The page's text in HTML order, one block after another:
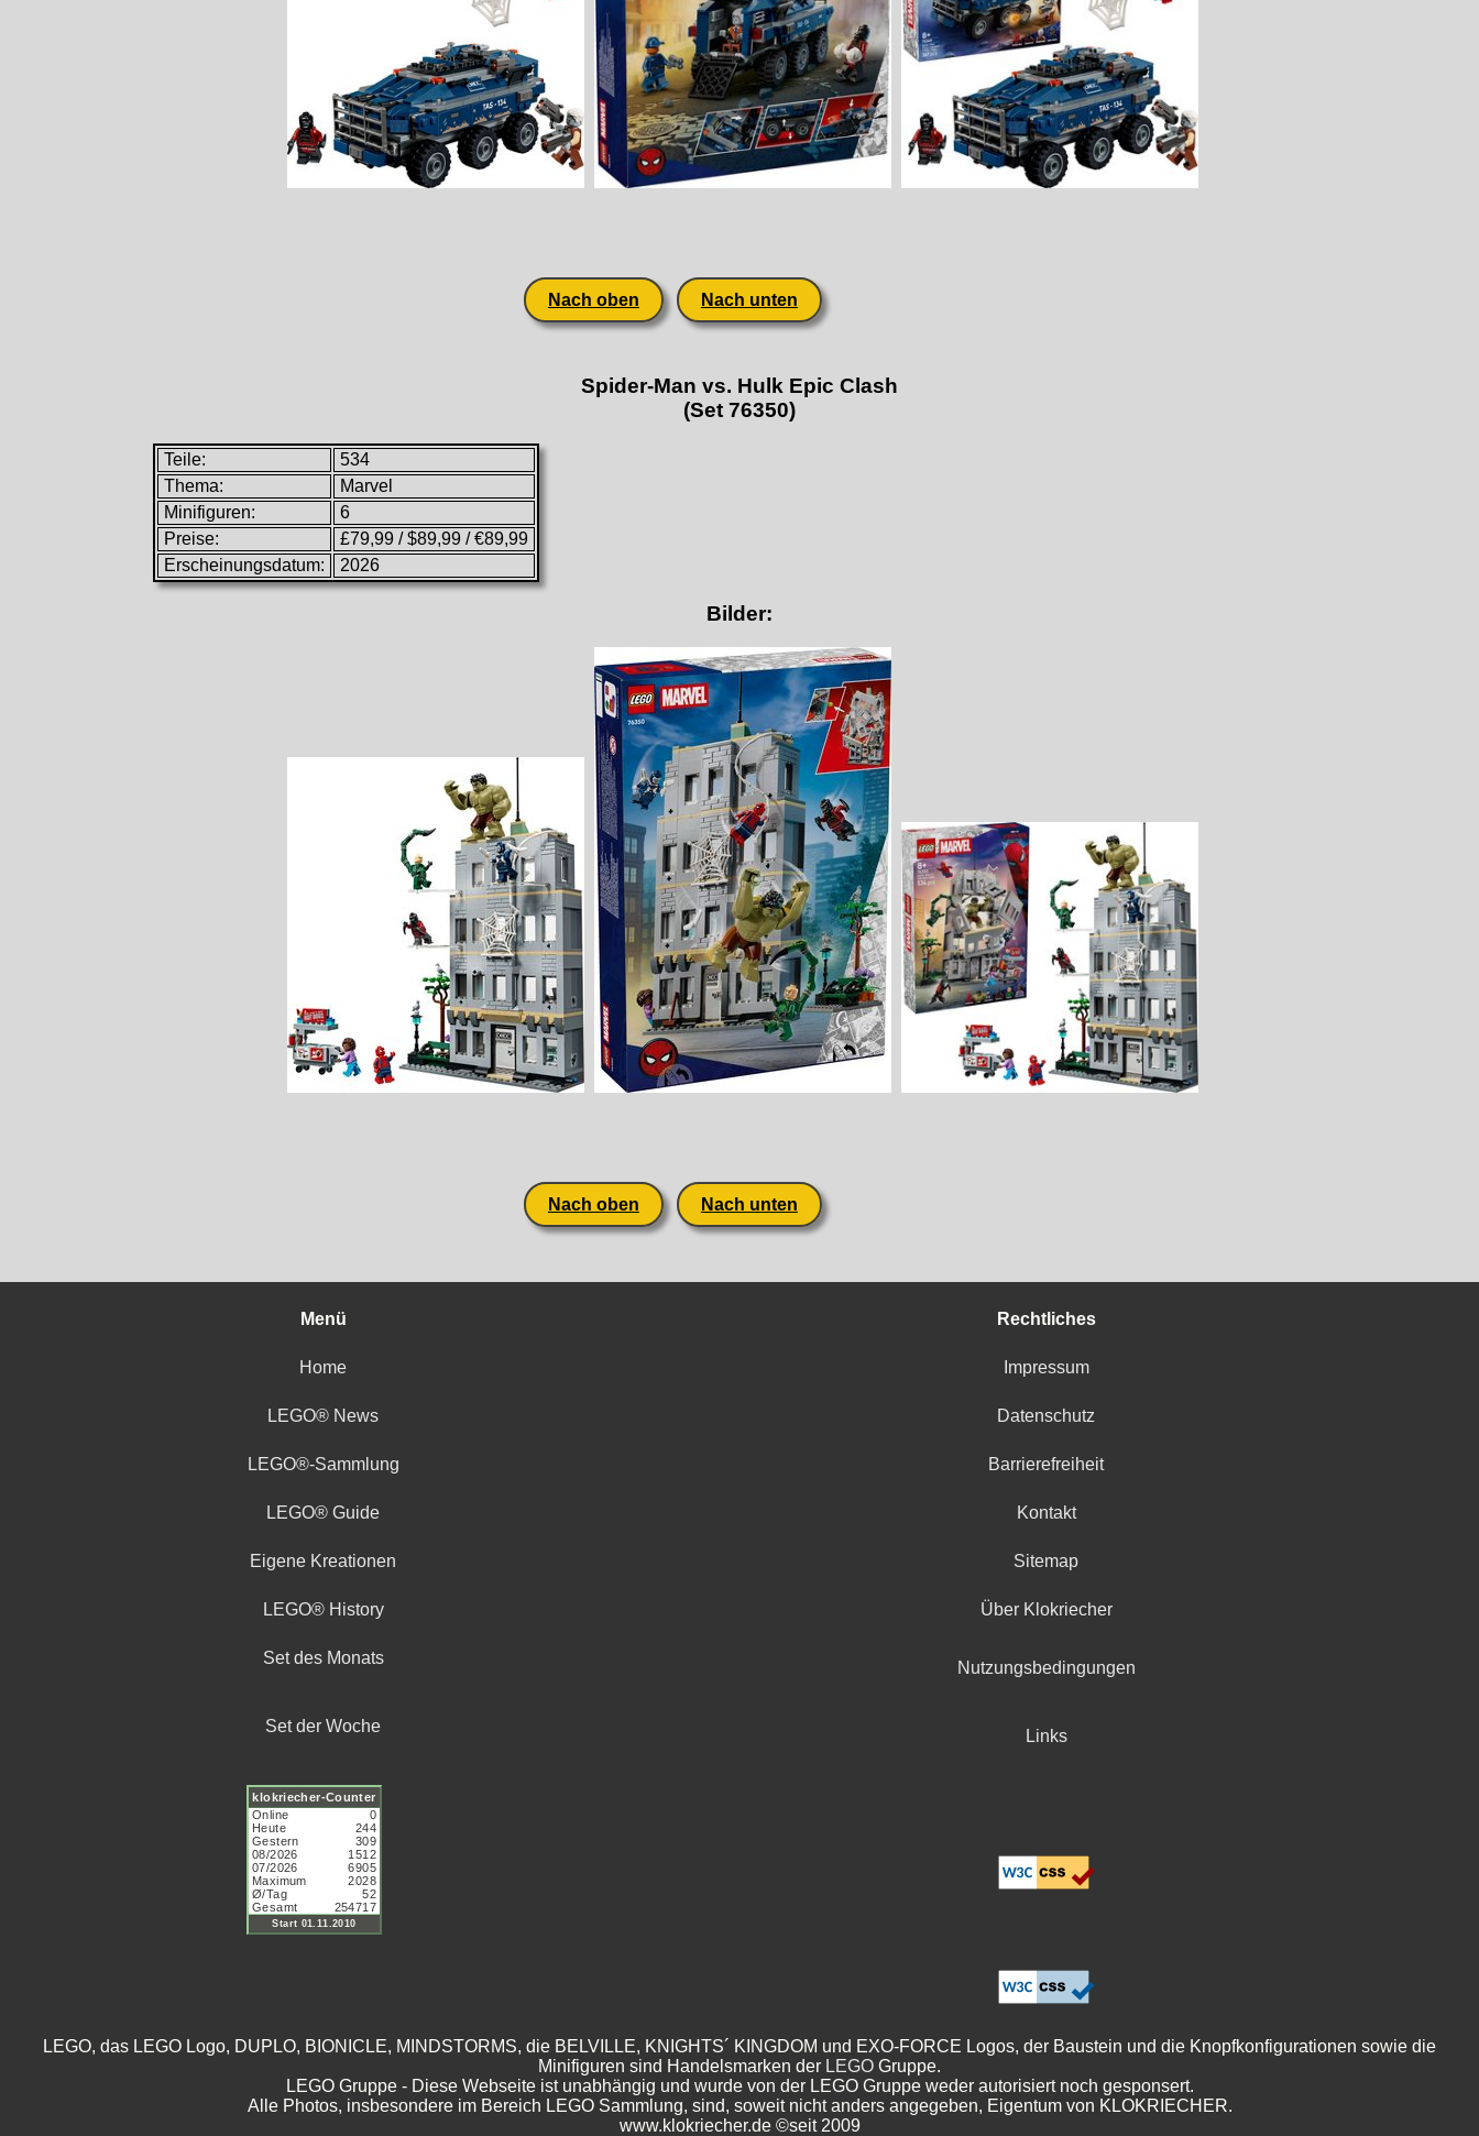
Nach oben Nach unten
Spider-Man vs. Hulk Epic Clash
(Set 76350)
Teile:
534
Thema:
Marvel
Minifiguren:
6
Preise:
£79,99 / $89,99 / €89,99
Erscheinungsdatum:
2026
Bilder:
Nach oben Nach unten
Menü Rechtliches
Home Impressum
LEGO® News Datenschutz
LEGO®-Sammlung Barrierefreiheit
LEGO® Guide Kontakt
Eigene Kreationen Sitemap
LEGO® History Über Klokriecher
Set des Monats
Nutzungsbedingungen
Set der Woche
Links
LEGO, das LEGO Logo, DUPLO, BIONICLE, MINDSTORMS, die BELVILLE, KNIGHTS´ KINGDOM und EXO-FORCE Logos, der Baustein und die Knopfkonfigurationen sowie die
Minifiguren sind Handelsmarken der LEGO Gruppe.
LEGO Gruppe - Diese Webseite ist unabhängig und wurde von der LEGO Gruppe weder autorisiert noch gesponsert.
Alle Photos, insbesondere im Bereich LEGO Sammlung, sind, soweit nicht anders angegeben, Eigentum von KLOKRIECHER.
www.klokriecher.de ©seit 2009